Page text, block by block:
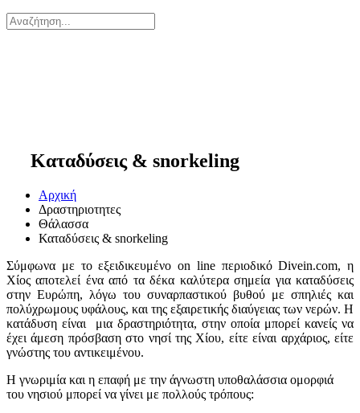
Καταδύσεις & snorkeling
Αρχική
Δραστηριοτητες
Θάλασσα
Καταδύσεις & snorkeling
Σύμφωνα με τo εξειδικευμένο on line περιοδικό Divein.com, η
Χίος αποτελεί ένα από τα δέκα καλύτερα σημεία για καταδύσεις
στην Ευρώπη, λόγω του συναρπαστικού βυθού με σπηλιές και
πολύχρωμους υφάλους, και της εξαιρετικής διαύγειας των νερών. Η
κατάδυση είναι μια δραστηριότητα, στην οποία μπορεί κανείς να
έχει άμεση πρόσβαση στο νησί της Χίου, είτε είναι αρχάριος, είτε
γνώστης του αντικειμένου.
Η γνωριμία και η επαφή με την άγνωστη υποθαλάσσια ομορφιά
του νησιού μπορεί να γίνει με πολλούς τρόπους: